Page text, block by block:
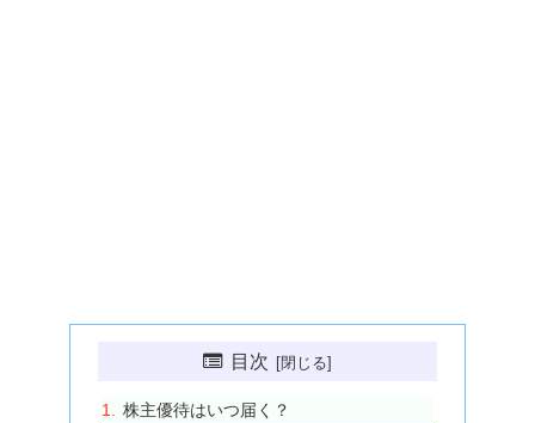
目次
株主優待はいつ届く？